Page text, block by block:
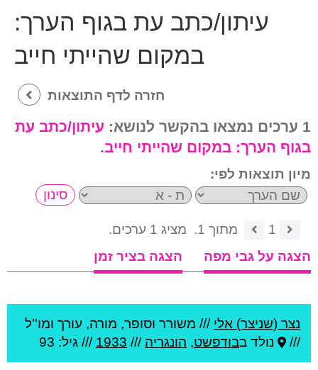
עיתון/כתב עת בגוף הערך:
במקום שהייתי חייב
חזרה לדף התוצאות
1 ערכים נמצאו בהקשר לנושא:
עיתון/כתב עת
בגוף הערך: במקום שהייתי חייב.
מיון תוצאות לפי:
1 מתוך 1.
מציג 1 ערכים.
הצגה על גבי מפה
הצגה בציר זמן
נצר (שניצר) אלי /// משורר וסופר, מורה, עורך ומו''ל
///
נולד בבודפשט, הונגריה ///
1933 /// גיל: 93